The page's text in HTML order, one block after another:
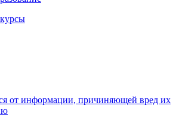
от информации, причиняющей вред их